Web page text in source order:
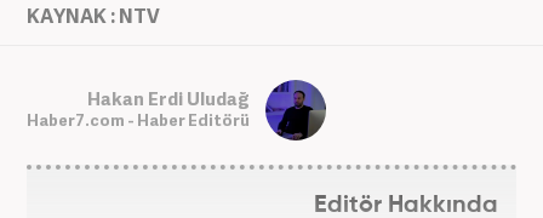
KAYNAK : NTV
Hakan Erdi Uludağ
Haber7.com - Haber Editörü
Editör Hakkında